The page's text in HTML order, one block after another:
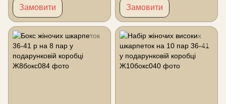
Замовити Замовити